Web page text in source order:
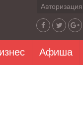
Авторизация
Афиша